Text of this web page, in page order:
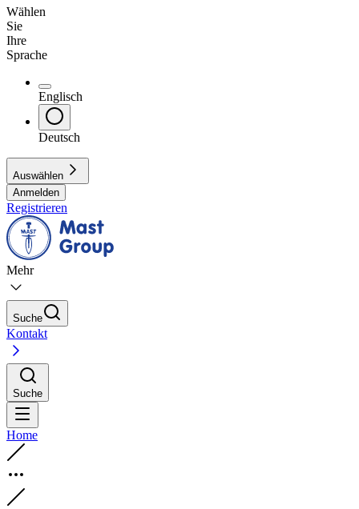
Wählen
Sie
Ihre
Sprache
Englisch
Deutsch
Auswählen
Anmelden
Registrieren
Mehr
Suche
Kontakt
Suche
Home